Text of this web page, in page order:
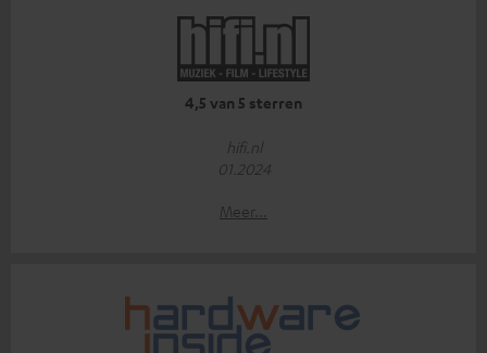
4,5 van 5 sterren
hifi.nl
01.2024
Meer...